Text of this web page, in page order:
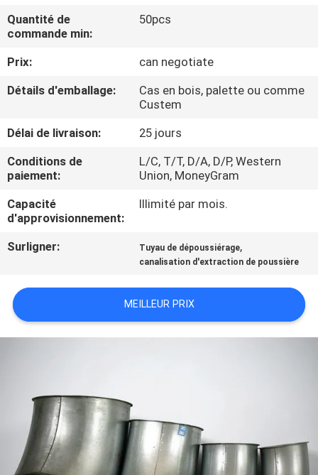
VISITE
L'USINE
DE
QUALITÉ
NOUS
LES
PLAN
SITE
Quantité de
commande min:
50pcs
Prix:
can negotiate
Détails d'emballage:
Cas en bois, palette ou comme
Custem
Délai de livraison:
25 jours
Conditions de
paiement:
L/C, T/T, D/A, D/P, Western
Union, MoneyGram
Capacité
d'approvisionnement:
Illimité par mois.
Surligner: Tuyau de dépoussiérage,
canalisation d'extraction de poussière
MEILLEUR PRIX